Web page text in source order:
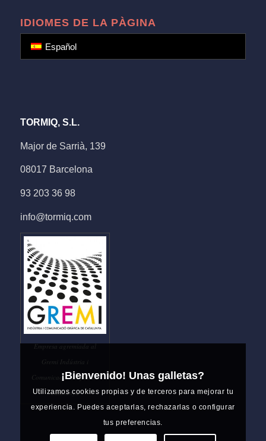
IDIOMES DE LA PÀGINA
Español
TORMIQ, S.L.
Major de Sarrià, 139
08017 Barcelona
93 203 36 98
info@tormiq.com
Empresa agremiada al
Gremi Indústria i
Comunicació Gràfica de
Catalunya
¡Bienvenido! Unas galletas?
Utilizamos cookies propias y de terceros para mejorar tu
experiencia. Puedes aceptarlas, rechazarlas o configurar
tus preferencias.